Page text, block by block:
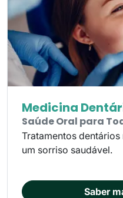
Medicina
Saúde Oral para
Tratamentos
um sorriso saudável.
Saber